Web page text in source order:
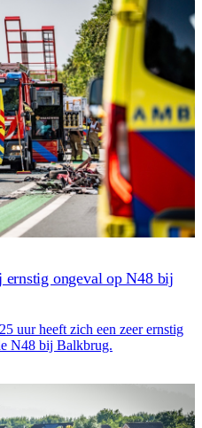
ernstig ongeval op N48 bij
uur heeft zich een zeer ernstig
N48 bij Balkbrug.